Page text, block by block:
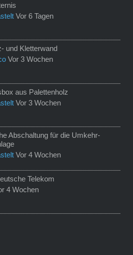
Vor 6 Tagen
und Kletterwand
Vor 3 Wochen
aus Palettenholz
Vor 3 Wochen
Abschaltung für die Umkehr-
Vor 4 Wochen
Telekom
4 Wochen